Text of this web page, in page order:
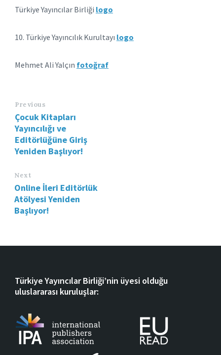
Türkiye Yayıncılar Birliği logo
10. Türkiye Yayıncılık Kurultayı logo
Mehmet Ali Yalçın fotoğraf
Previous
Çocuk Kitapları
Yayıncılığı ve
Editörlüğüne Giriş
Yeniden Başlıyor!
Next
Online İleri Editörlük
Atölyesi Yeniden
Başlıyor!
Türkiye Yayıncılar Birliği’nin üyesi olduğu
uluslararası kuruluşlar: